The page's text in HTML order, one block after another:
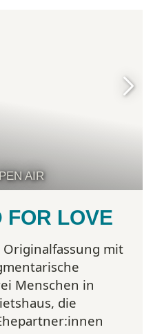
AIR
FOR LOVE
Originalfassung mit
Menschen in
die